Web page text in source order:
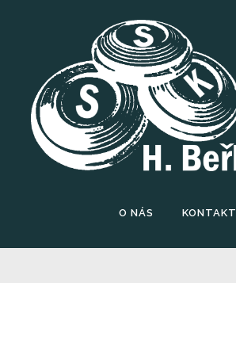
O NÁS KONTAKT